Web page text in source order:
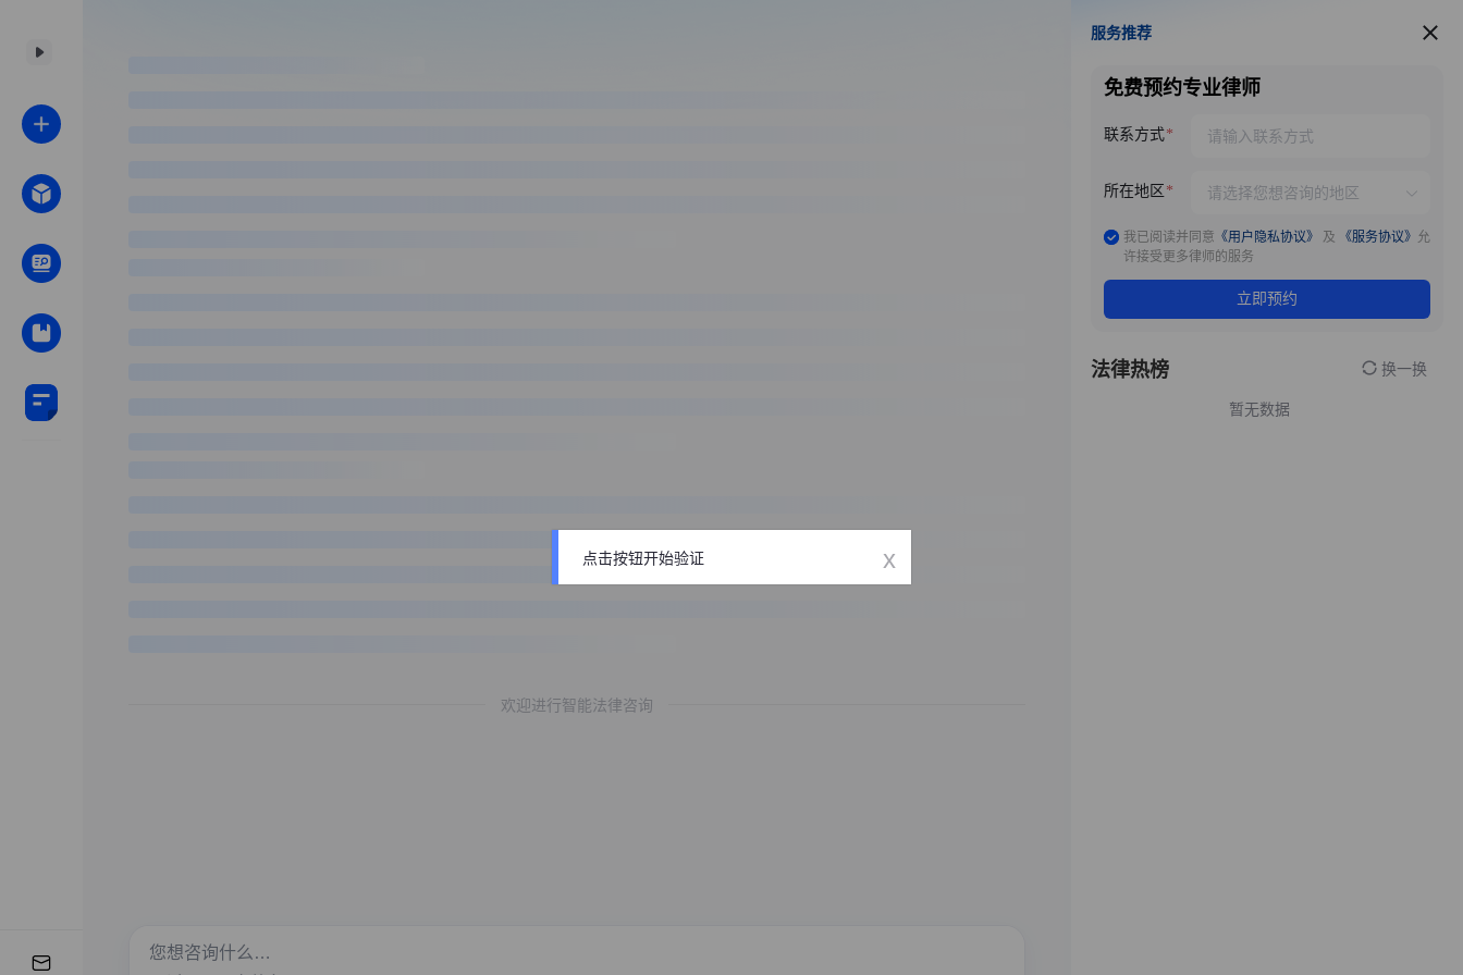
欢迎进行智能法律咨询
服务推荐
服务推荐
免费预约专业律师
联系方式
所在地区
我已阅读并同意 《用户隐私协议》 及 《服务协议》 允
许接受更多律师的服务
立即预约
法律热榜 换一换
暂无数据
点击按钮开始验证 x